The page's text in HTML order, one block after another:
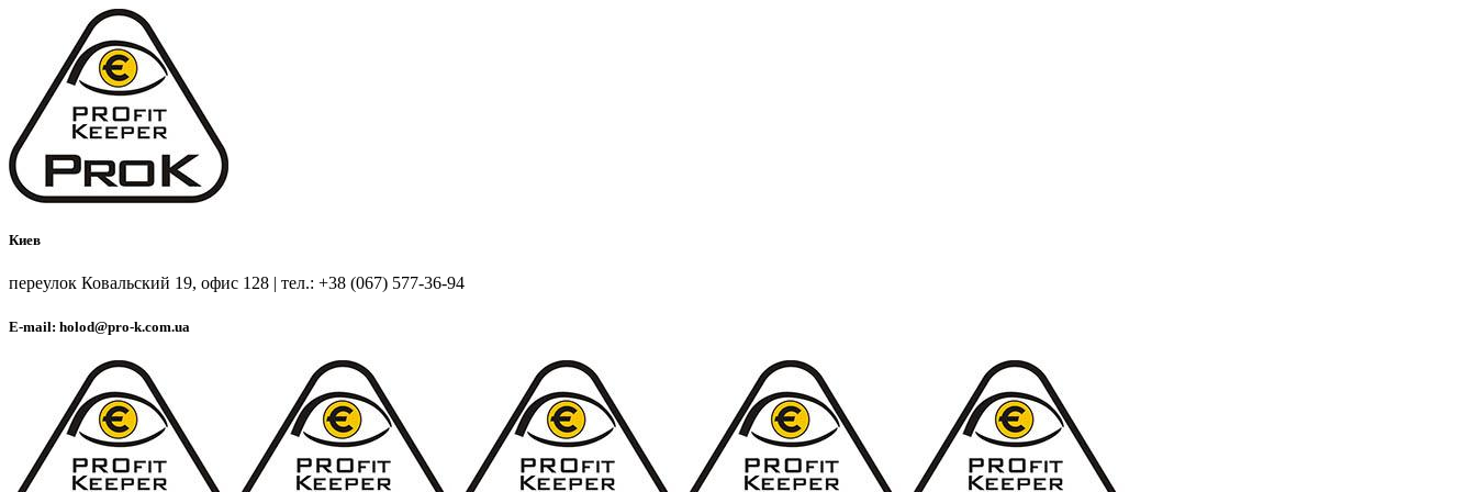
Киев
переулок Ковальский 19, офис 128 | тел.: +38 (067) 577-36-94
E-mail: holod@pro-k.com.ua